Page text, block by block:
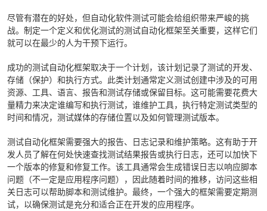
尽管有潜在的好处，但自动化软件测试可能会给组织带来严峻的挑
战。制定一个定义和优化测试的测试自动化框架至关重要，这样它们
就可以在最少的人为干预下运行。
成功的测试自动化框架取决于一个计划，该计划记录了测试的开发、
存储（保护）和执行方式。此类计划通常定义测试创建中涉及的可用
资源、工具、语言、报告和测试存储或保留目标。这可能需要花费大
量精力来决定谁编写和执行测试，谁维护工具，执行特定测试类型的
时间和情况，测试媒体的存储位置以及如何管理测试版本。
测试自动化框架需要强大的报告、日志记录和维护策略。这有助于开
发人员了解在何处快速查找测试结果报告或执行日志，还可以加快下
一个版本的修复和修复工作。该工具通常会生成错误日志以响应脚本
问题（不一定是应用程序问题），因此随着时间的推移，访问这些相
关日志可以帮助脚本和测试维护。最终，一个强大的框架需要定期测
试，以确保测试是充分和适合正在开发的应用程序。